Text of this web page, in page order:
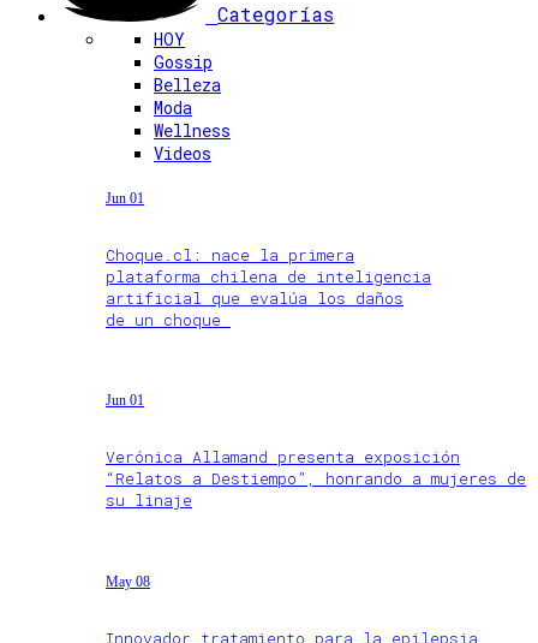
Categorías
HOY
Gossip
Belleza
Moda
Wellness
Videos
Jun 01
Choque.cl: nace la primera
plataforma chilena de inteligencia
artificial que evalúa los daños
de un choque
Jun 01
Verónica Allamand presenta exposición
“Relatos a Destiempo”, honrando a mujeres de
su linaje
May 08
Innovador tratamiento para la epilepsia